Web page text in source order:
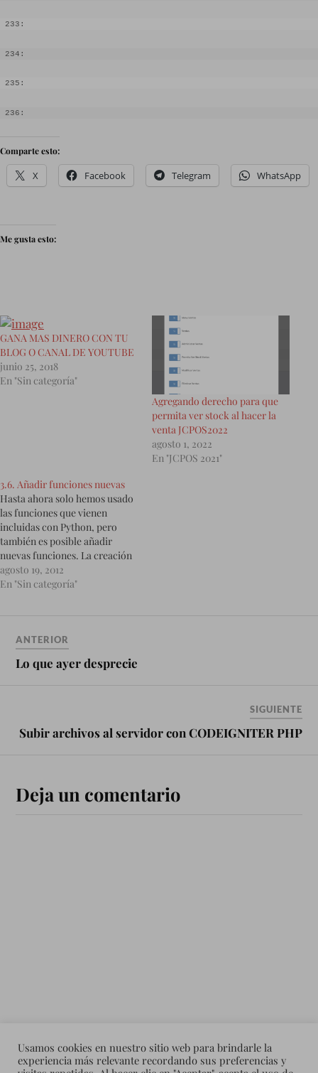
233:
234:
235:
236:
Comparte esto:
X Facebook Telegram WhatsApp
Me gusta esto:
GANA MAS DINERO CON TU
BLOG O CANAL DE YOUTUBE
junio 25, 2018
En "Sin categoría"
Agregando derecho para que
permita ver stock al hacer la
venta JCPOS2022
agosto 1, 2022
En "JCPOS 2021"
3.6. Añadir funciones nuevas
Hasta ahora solo hemos usado
las funciones que vienen
incluidas con Python, pero
también es posible añadir
nuevas funciones. La creación
de nuevas funciones para
resolver sus problemas
general. En contextos de
programación, función es…
agosto 19, 2012
En "Sin categoría"
ANTERIOR
Lo que ayer desprecie
SIGUIENTE
Subir archivos al servidor con CODEIGNITER PHP
Deja un comentario
Usamos cookies en nuestro sitio web para brindarle la
experiencia más relevante recordando sus preferencias y